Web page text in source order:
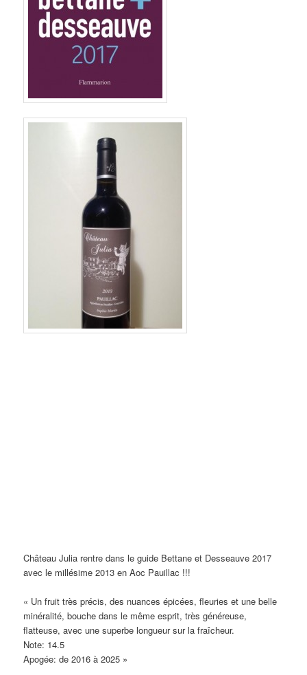
Château Julia rentre dans le guide Bettane et Desseauve 2017
avec le millésime 2013 en Aoc Pauillac !!!
« Un fruit très précis, des nuances épicées, fleuries et une belle
minéralité, bouche dans le même esprit, très généreuse,
flatteuse, avec une superbe longueur sur la fraîcheur.
Note: 14.5
Apogée: de 2016 à 2025 »